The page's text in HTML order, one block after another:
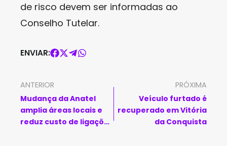
de risco devem ser informadas ao
Conselho Tutelar.
ENVIAR:
ANTERIOR
Mudança da Anatel
amplia áreas locais e
reduz custo de ligações
PRÓXIMA
Veículo furtado é
recuperado em Vitória
da Conquista